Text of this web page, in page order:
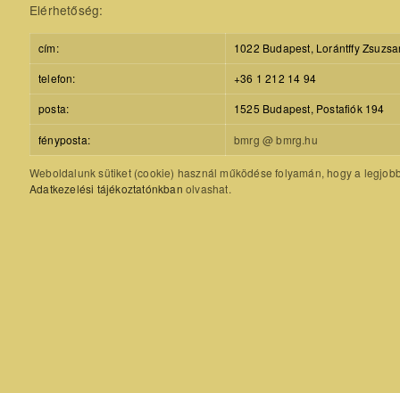
Elérhetőség:
cím:
1022 Budapest, Lorántffy
telefon:
+36 1 212 14 94
posta:
1525 Budapest, Postafiók 194
fényposta: bmrg @ bmrg.hu
Weboldalunk sütiket (cookie) használ működése folyamán, hogy a
Adatkezelési tájékoztatónkban olvashat.